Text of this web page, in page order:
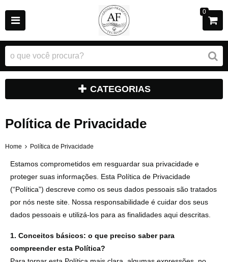
0
CATEGORIAS
Política de Privacidade
Home Política de Privacidade
Estamos comprometidos em resguardar sua privacidade e
proteger suas informações. Esta Política de Privacidade
(“Política”) descreve como os seus dados pessoais são tratados
por nós neste site. Nossa responsabilidade é cuidar dos seus
dados pessoais e utilizá-los para as finalidades aqui descritas.
1. Conceitos básicos: o que preciso saber para
compreender esta Política?